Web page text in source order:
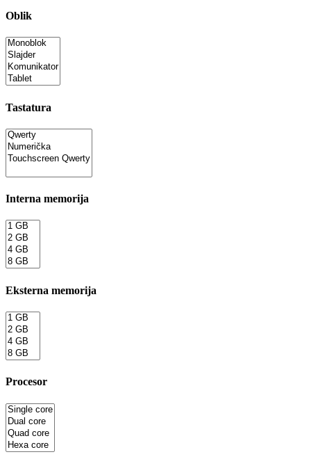
Oblik
Tastatura
Interna memorija
Eksterna memorija
Procesor